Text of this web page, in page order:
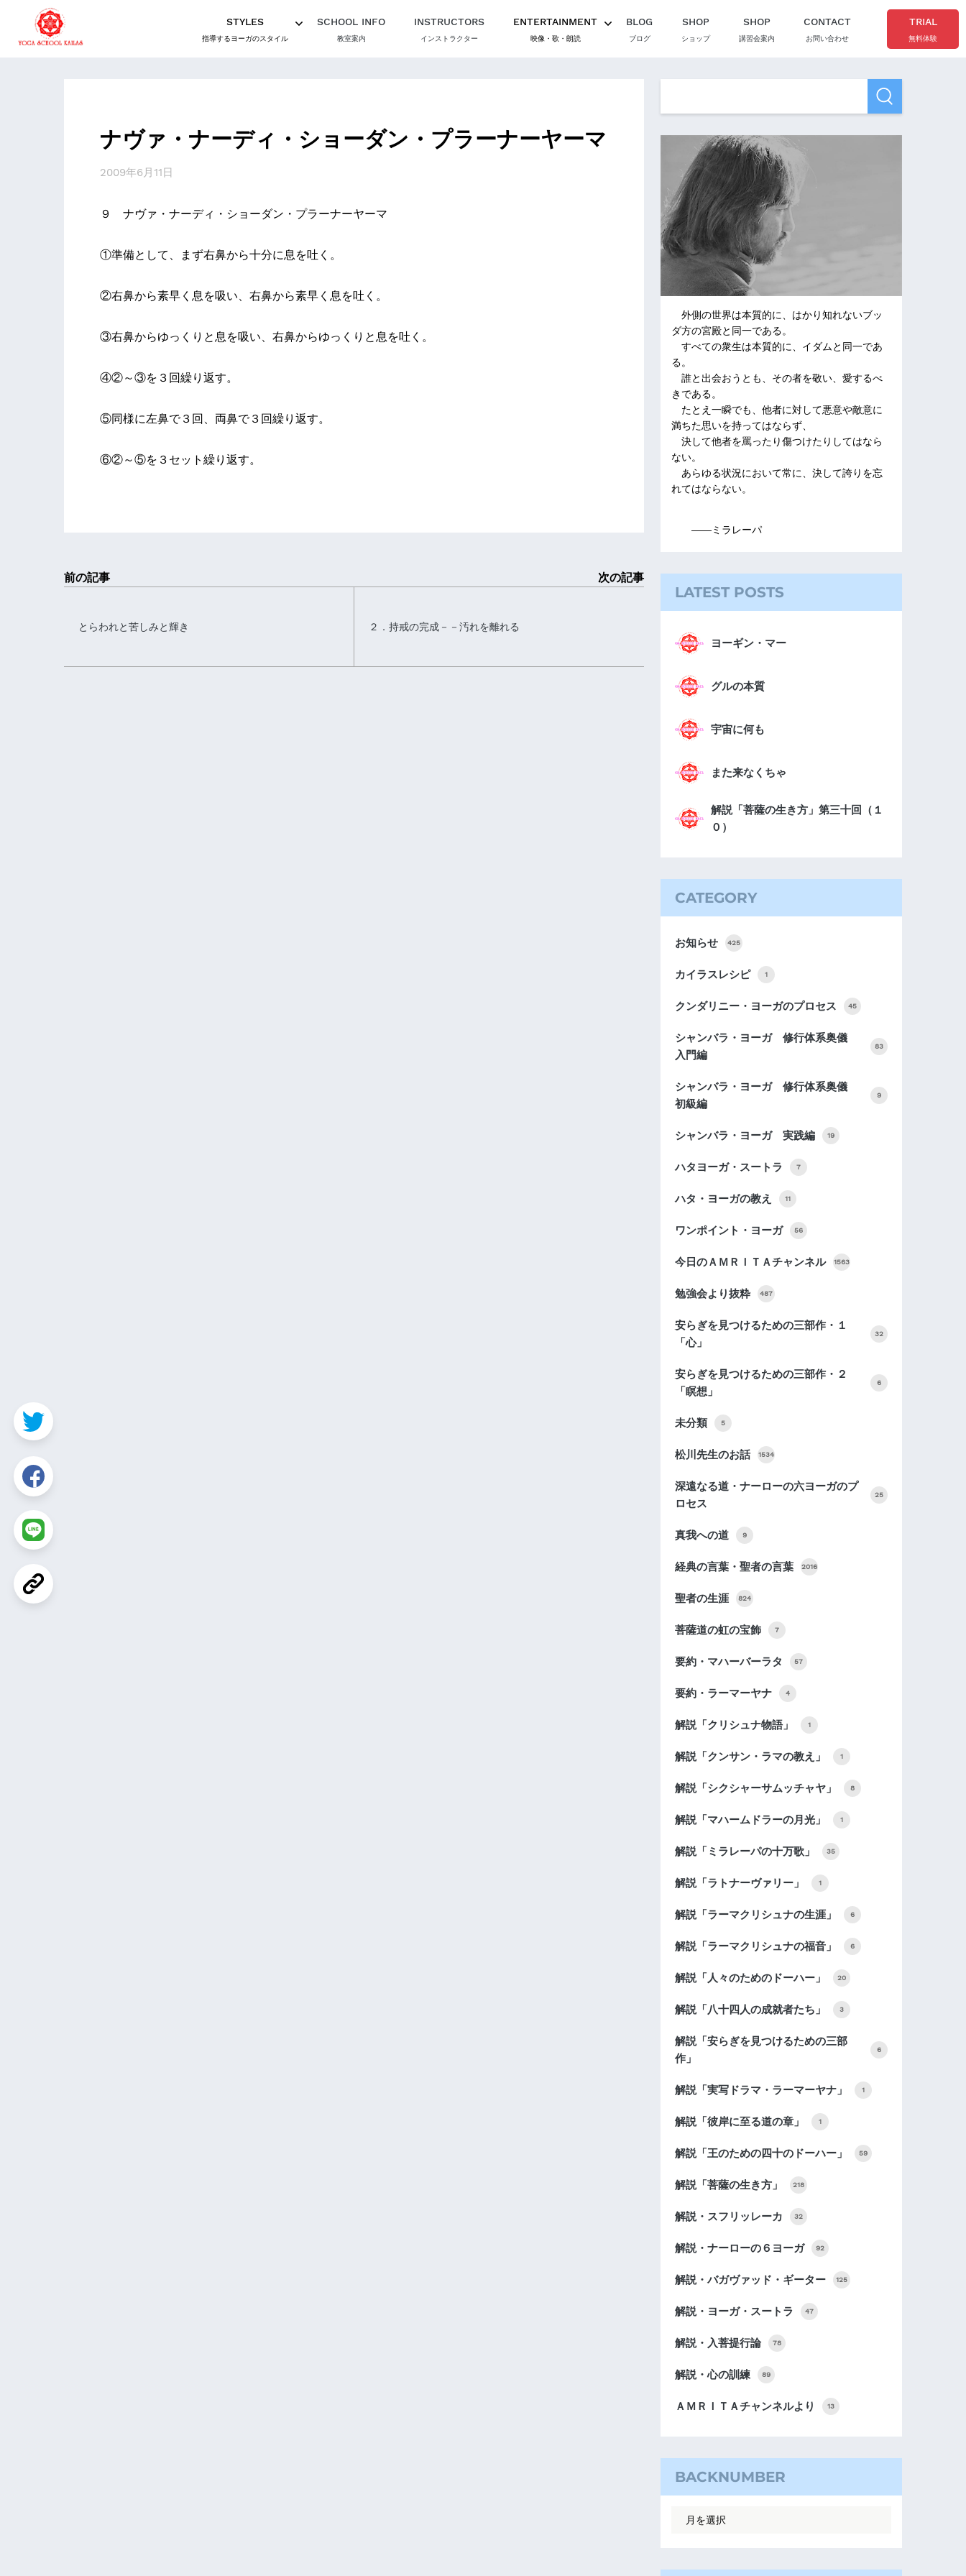
STYLES
指導するヨーガのスタイル
SCHOOL INFO
教室案内
INSTRUCTORS
インストラクター
ENTERTAINMENT
映像・歌・朗読
BLOG
ブログ
SHOP
ショップ
SHOP
講習会案内
CONTACT
お問い合わせ
TRIAL
無料体験
ナヴァ・ナーディ・ショーダン・プラーナーヤーマ
2009年6月11日
９ ナヴァ・ナーディ・ショーダン・プラーナーヤーマ
①準備として、まず右鼻から十分に息を吐く。
②右鼻から素早く息を吸い、右鼻から素早く息を吐く。
③右鼻からゆっくりと息を吸い、右鼻からゆっくりと息を吐く。
④②～③を３回繰り返す。
⑤同様に左鼻で３回、両鼻で３回繰り返す。
⑥②～⑤を３セット繰り返す。
前の記事
とらわれと苦しみと輝き
次の記事
２．持戒の完成－－汚れを離れる
外側の世界は本質的に、はかり知れないブッ
ダ方の宮殿と同一である。
すべての衆生は本質的に、イダムと同一であ
る。
誰と出会おうとも、その者を敬い、愛するべ
きである。
たとえ一瞬でも、他者に対して悪意や敵意に
満ちた思いを持ってはならず、
決して他者を罵ったり傷つけたりしてはなら
ない。
あらゆる状況において常に、決して誇りを忘
れてはならない。
――ミラレーパ
LATEST POSTS
ヨーギン・マー
グルの本質
宇宙に何も
また来なくちゃ
解説「菩薩の生き方」第三十回（１
０）
CATEGORY
お知らせ 425
カイラスレシピ 1
クンダリニー・ヨーガのプロセス 45
シャンバラ・ヨーガ 修行体系奥儀
入門編
83
シャンバラ・ヨーガ 修行体系奥儀
初級編
9
シャンバラ・ヨーガ 実践編 19
ハタヨーガ・スートラ 7
ハタ・ヨーガの教え 11
ワンポイント・ヨーガ 56
今日のＡＭＲＩＴＡチャンネル 1563
勉強会より抜粋 487
安らぎを見つけるための三部作・１
「心」
32
安らぎを見つけるための三部作・２
「瞑想」
6
未分類 5
松川先生のお話 1534
深遠なる道・ナーローの六ヨーガのプ
ロセス
25
真我への道 9
経典の言葉・聖者の言葉 2016
聖者の生涯 824
菩薩道の虹の宝飾 7
要約・マハーバーラタ 57
要約・ラーマーヤナ 4
解説「クリシュナ物語」 1
解説「クンサン・ラマの教え」 1
解説「シクシャーサムッチャヤ」 8
解説「マハームドラーの月光」 1
解説「ミラレーパの十万歌」 35
解説「ラトナーヴァリー」 1
解説「ラーマクリシュナの生涯」 6
解説「ラーマクリシュナの福音」 6
解説「人々のためのドーハー」 20
解説「八十四人の成就者たち」 3
解説「安らぎを見つけるための三部
作」
6
解説「実写ドラマ・ラーマーヤナ」 1
解説「彼岸に至る道の章」 1
解説「王のための四十のドーハー」 59
解説「菩薩の生き方」 218
解説・スフリッレーカ 32
解説・ナーローの６ヨーガ 92
解説・バガヴァッド・ギーター 125
解説・ヨーガ・スートラ 47
解説・入菩提行論 78
解説・心の訓練 89
ＡＭＲＩＴＡチャンネルより 13
BACKNUMBER